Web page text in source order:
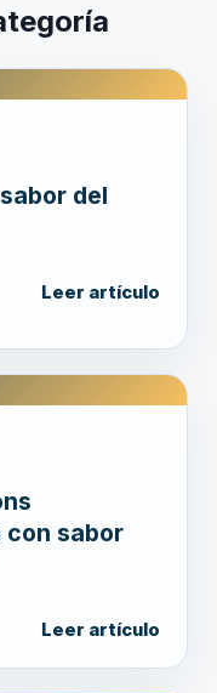
del
Leer artículo
con sabor
Leer artículo